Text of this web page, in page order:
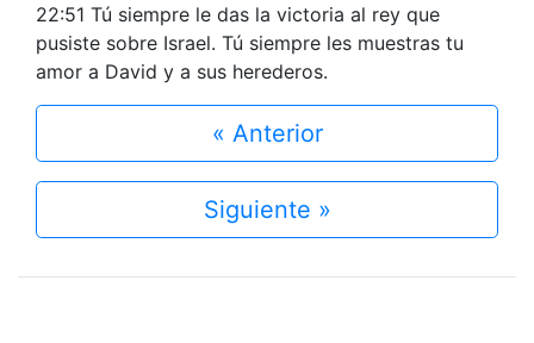
22:51 Tú siempre le das la victoria al rey que
pusiste sobre Israel. Tú siempre les muestras tu
amor a David y a sus herederos.
« Anterior
Siguiente »